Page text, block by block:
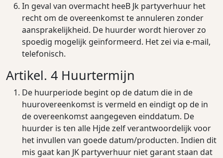
In geval van overmacht heeB Jk partyverhuur het
recht om de overeenkomst te annuleren zonder
aansprakelijkheid. De huurder wordt hierover zo
spoedig mogelijk geïnformeerd. Het zei via e-mail,
telefonisch.
Artikel. 4 Huurtermijn
De huurperiode begint op de datum die in de
huurovereenkomst is vermeld en eindigt op de in
de overeenkomst aangegeven einddatum. De
huurder is ten alle Hjde zelf verantwoordelijk voor
het invullen van goede datum/producten. Indien dit
mis gaat kan JK partyverhuur niet garant staan dat